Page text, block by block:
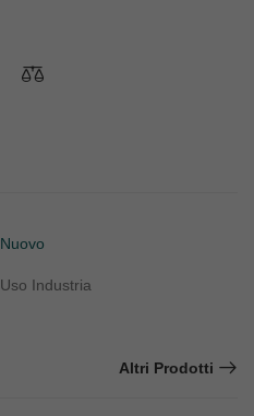
Nuovo
Uso Industria
Altri Prodotti